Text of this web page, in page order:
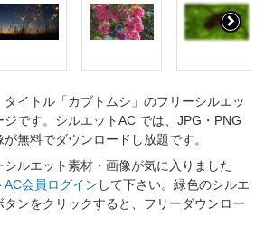
イトル「カブトムシ」のフリーシルエッ
ジです。シルエットAC では、JPG・PNG
無料でダウンロードし放題です。
ルエット素材・画像が気に入りました
AC会員ログイン して下さい。緑色のシルエ
タンをクリックすると、フリーダウンロー